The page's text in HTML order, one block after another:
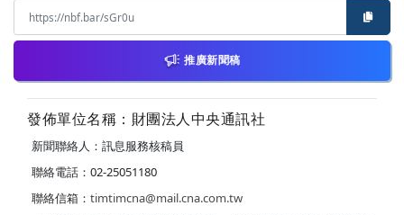
推廣新聞稿
發佈單位名稱：財團法人中央通訊社
新聞聯絡人：訊息服務核稿員
聯絡電話：02-25051180
聯絡信箱： timtimcna@mail.cna.com.tw